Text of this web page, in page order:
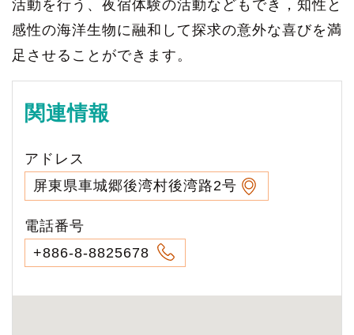
活動を行う、夜宿体験の活動などもでき，知性と
感性の海洋生物に融和して探求の意外な喜びを満
足させることができます。
関連情報
アドレス
屏東県車城郷後湾村後湾路2号
電話番号
+886-8-8825678